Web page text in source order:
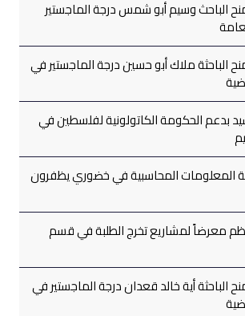
الباحث وسيم أبو شمس درجة الماجستير
الباحثة ملاك أبو حسين درجة الماجستير في
بدعم الحكومة الكاتولونية لفلسطين في
المعلومات المحاسبية في خضوري يظفرون
معرضاً لمشاريع تخرج الطلبة في قسم
الباحثة أية خالد قعدان درجة الماجستير في